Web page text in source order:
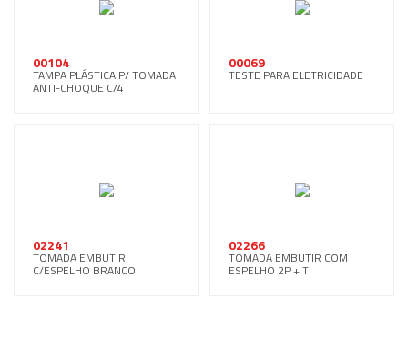
00104
TAMPA PLÁSTICA P/ TOMADA
ANTI-CHOQUE C/4
00069
TESTE PARA ELETRICIDADE
02241
TOMADA EMBUTIR
C/ESPELHO BRANCO
02266
TOMADA EMBUTIR COM
ESPELHO 2P + T